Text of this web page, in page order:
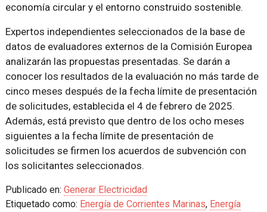
economía circular y el entorno construido sostenible.
Expertos independientes seleccionados de la base de
datos de evaluadores externos de la Comisión Europea
analizarán las propuestas presentadas. Se darán a
conocer los resultados de la evaluación no más tarde de
cinco meses después de la fecha límite de presentación
de solicitudes, establecida el 4 de febrero de 2025.
Además, está previsto que dentro de los ocho meses
siguientes a la fecha límite de presentación de
solicitudes se firmen los acuerdos de subvención con
los solicitantes seleccionados.
Publicado en: Generar Electricidad
Etiquetado como: Energía de Corrientes Marinas, Energía